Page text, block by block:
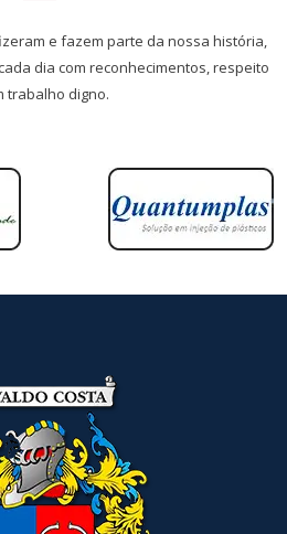
e fazem parte da nossa história,
dia com reconhecimentos, respeito
trabalho digno.